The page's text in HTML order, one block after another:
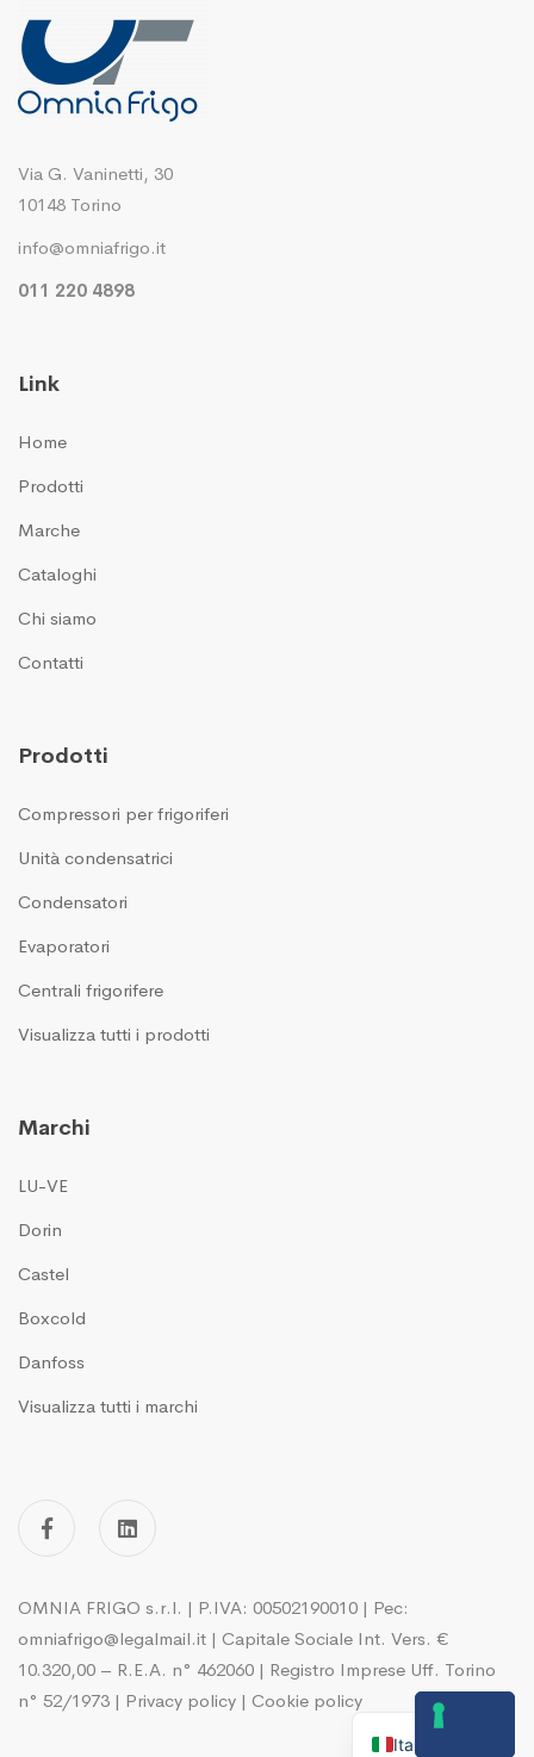
Via G. Vaninetti, 30
10148 Torino
info@omniafrigo.it
011 220 4898
Link
Home
Prodotti
Marche
Cataloghi
Chi siamo
Contatti
Prodotti
Compressori per frigoriferi
Unità condensatrici
Condensatori
Evaporatori
Centrali frigorifere
Visualizza tutti i prodotti
Marchi
LU-VE
Dorin
Castel
Boxcold
Danfoss
Visualizza tutti i marchi
OMNIA FRIGO s.r.l. | P.IVA: 00502190010 | Pec:
omniafrigo@legalmail.it | Capitale Sociale Int. Vers. €
10.320,00 – R.E.A. n° 462060 | Registro Imprese Uff. Torino
n° 52/1973 | Privacy policy | Cookie policy
Italian
English